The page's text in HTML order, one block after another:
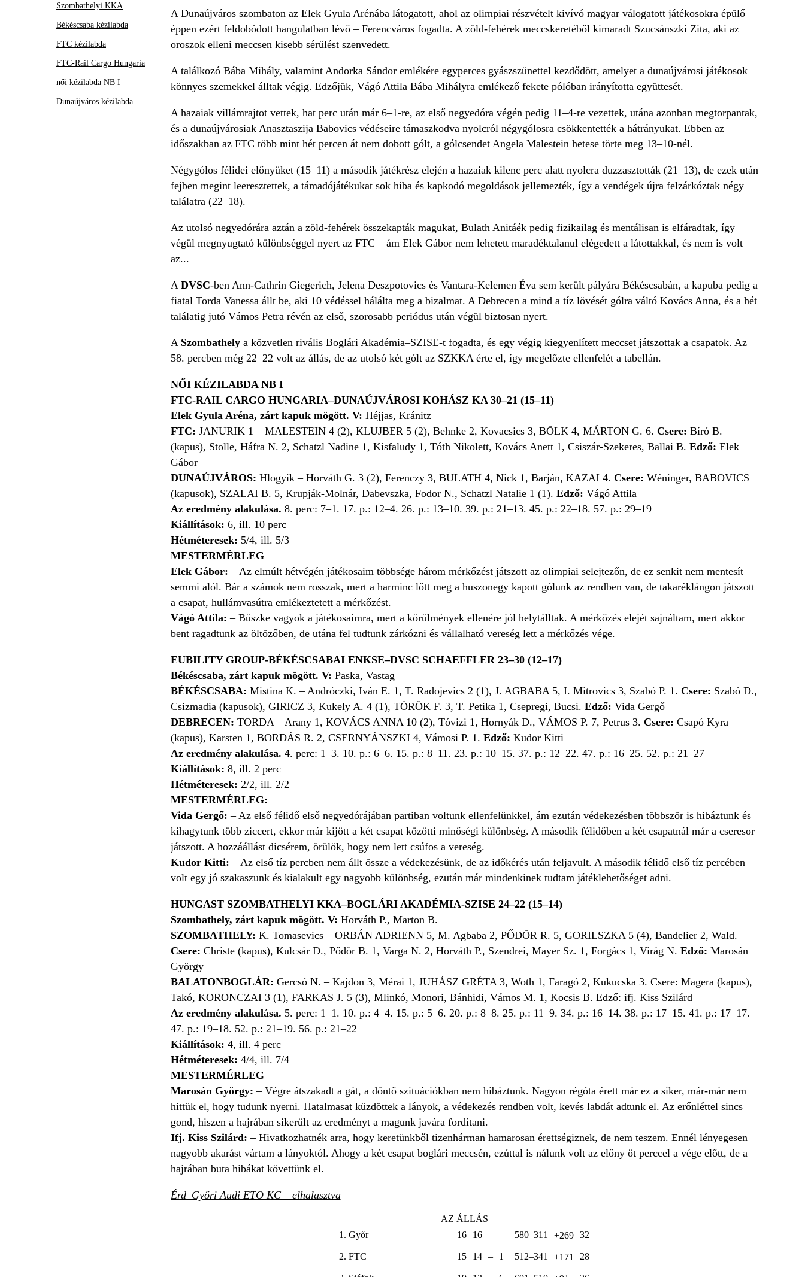
Szombathelyi KKA
Békéscsaba kézilabda
FTC kézilabda
FTC-Rail Cargo Hungaria
női kézilabda NB I
Dunaújváros kézilabda
A Dunaújváros szombaton az Elek Gyula Arénába látogatott, ahol az olimpiai részvételt kivívó magyar válogatott játékosokra épülő –
éppen ezért feldobódott hangulatban lévő – Ferencváros fogadta. A zöld-fehérek meccskeretéből kimaradt Szucsánszki Zita, aki az
oroszok elleni meccsen kisebb sérülést szenvedett.
A találkozó Bába Mihály, valamint Andorka Sándor emlékéreegyperces gyászszünettel kezdődött, amelyet a dunaújvárosi játékosok
könnyes szemekkel álltak végig. Edzőjük, Vágó Attila Bába Mihályra emlékező fekete pólóban irányította együttesét.
A hazaiak villámrajtot vettek, hat perc után már 6–1-re, az első negyedóra végén pedig 11–4-re vezettek, utána azonban megtorpantak,
és a dunaújvárosiak Anasztaszija Babovics védéseire támaszkodva nyolcról négygólosra csökkentették a hátrányukat. Ebben az
időszakban az FTC több mint hét percen át nem dobott gólt, a gólcsendet Angela Malestein hetese törte meg 13–10-nél.
Négygólos félidei előnyüket (15–11) a második játékrész elején a hazaiak kilenc perc alatt nyolcra duzzasztották (21–13), de ezek után
fejben megint leeresztettek, a támadójátékukat sok hiba és kapkodó megoldások jellemezték, így a vendégek újra felzárkóztak négy
találatra (22–18).
Az utolsó negyedórára aztán a zöld-fehérek összekapták magukat, Bulath Anitáék pedig fizikailag és mentálisan is elfáradtak, így
végül megnyugtató különbséggel nyert az FTC – ám Elek Gábor nem lehetett maradéktalanul elégedett a látottakkal, és nem is volt
az...
A DVSC-ben Ann-Cathrin Giegerich, Jelena Deszpotovics és Vantara-Kelemen Éva sem került pályára Békéscsabán, a kapuba pedig a
fiatal Torda Vanessa állt be, aki 10 védéssel hálálta meg a bizalmat. A Debrecen a mind a tíz lövését gólra váltó Kovács Anna, és a hét
találatig jutó Vámos Petra révén az első, szorosabb periódus után végül biztosan nyert.
A Szombathelya közvetlen rivális Boglári Akadémia–SZISE-t fogadta, és egy végig kiegyenlített meccset játszottak a csapatok. Az
58. percben még 22–22 volt az állás, de az utolsó két gólt az SZKKA érte el, így megelőzte ellenfelét a tabellán.
NŐI KÉZILABDA NB I
FTC-RAIL CARGO HUNGARIA–DUNAÚJVÁROSI KOHÁSZ KA 30–21 (15–11)
Elek Gyula Aréna, zárt kapuk mögött. V: Héjjas, Kránitz
FTC: JANURIK 1 – MALESTEIN 4 (2), KLUJBER 5 (2), Behnke 2, Kovacsics 3, BÖLK 4, MÁRTON G. 6. Csere: Bíró B.
(kapus), Stolle, Háfra N. 2, Schatzl Nadine 1, Kisfaludy 1, Tóth Nikolett, Kovács Anett 1, Csiszár-Szekeres, Ballai B. Edző: Elek
Gábor
DUNAÚJVÁROS: Hlogyik – Horváth G. 3 (2), Ferenczy 3, BULATH 4, Nick 1, Barján, KAZAI 4. Csere: Wéninger, BABOVICS
(kapusok), SZALAI B. 5, Krupják-Molnár, Dabevszka, Fodor N., Schatzl Natalie 1 (1). Edző: Vágó Attila
Az eredmény alakulása. 8. perc: 7–1. 17. p.: 12–4. 26. p.: 13–10. 39. p.: 21–13. 45. p.: 22–18. 57. p.: 29–19
Kiállítások: 6, ill. 10 perc
Hétméteresek: 5/4, ill. 5/3
MESTERMÉRLEG
Elek Gábor: – Az elmúlt hétvégén játékosaim többsége három mérkőzést játszott az olimpiai selejtezőn, de ez senkit nem mentesít
semmi alól. Bár a számok nem rosszak, mert a harminc lőtt meg a huszonegy kapott gólunk az rendben van, de takaréklángon játszott
a csapat, hullámvasútra emlékeztetett a mérkőzést.
Vágó Attila: – Büszke vagyok a játékosaimra, mert a körülmények ellenére jól helytálltak. A mérkőzés elejét sajnáltam, mert akkor
bent ragadtunk az öltözőben, de utána fel tudtunk zárkózni és vállalható vereség lett a mérkőzés vége.
EUBILITY GROUP-BÉKÉSCSABAI ENKSE–DVSC SCHAEFFLER 23–30 (12–17)
Békéscsaba, zárt kapuk mögött. V: Paska, Vastag
BÉKÉSCSABA: Mistina K. – Andróczki, Iván E. 1, T. Radojevics 2 (1), J. AGBABA 5, I. Mitrovics 3, Szabó P. 1. Csere: Szabó D.,
Csizmadia (kapusok), GIRICZ 3, Kukely A. 4 (1), TÖRÖK F. 3, T. Petika 1, Csepregi, Bucsi. Edző: Vida Gergő
DEBRECEN: TORDA – Arany 1, KOVÁCS ANNA 10 (2), Tóvizi 1, Hornyák D., VÁMOS P. 7, Petrus 3. Csere: Csapó Kyra
(kapus), Karsten 1, BORDÁS R. 2, CSERNYÁNSZKI 4, Vámosi P. 1. Edző: Kudor Kitti
Az eredmény alakulása. 4. perc: 1–3. 10. p.: 6–6. 15. p.: 8–11. 23. p.: 10–15. 37. p.: 12–22. 47. p.: 16–25. 52. p.: 21–27
Kiállítások: 8, ill. 2 perc
Hétméteresek: 2/2, ill. 2/2
MESTERMÉRLEG:
Vida Gergő: – Az első félidő első negyedórájában partiban voltunk ellenfelünkkel, ám ezután védekezésben többször is hibáztunk és
kihagytunk több ziccert, ekkor már kijött a két csapat közötti minőségi különbség. A második félidőben a két csapatnál már a cseresor
játszott. A hozzáállást dicsérem, örülök, hogy nem lett csúfos a vereség.
Kudor Kitti: – Az első tíz percben nem állt össze a védekezésünk, de az időkérés után feljavult. A második félidő első tíz percében
volt egy jó szakaszunk és kialakult egy nagyobb különbség, ezután már mindenkinek tudtam játéklehetőséget adni.
HUNGAST SZOMBATHELYI KKA–BOGLÁRI AKADÉMIA-SZISE 24–22 (15–14)
Szombathely, zárt kapuk mögött. V: Horváth P., Marton B.
SZOMBATHELY: K. Tomasevics – ORBÁN ADRIENN 5, M. Agbaba 2, PŐDÖR R. 5, GORILSZKA 5 (4), Bandelier 2, Wald.
Csere: Christe (kapus), Kulcsár D., Pődör B. 1, Varga N. 2, Horváth P., Szendrei, Mayer Sz. 1, Forgács 1, Virág N. Edző: Marosán
György
BALATONBOGLÁR: Gercsó N. – Kajdon 3, Mérai 1, JUHÁSZ GRÉTA 3, Woth 1, Faragó 2, Kukucska 3. Csere: Magera (kapus),
Takó, KORONCZAI 3 (1), FARKAS J. 5 (3), Mlinkó, Monori, Bánhidi, Vámos M. 1, Kocsis B. Edző: ifj. Kiss Szilárd
Az eredmény alakulása. 5. perc: 1–1. 10. p.: 4–4. 15. p.: 5–6. 20. p.: 8–8. 25. p.: 11–9. 34. p.: 16–14. 38. p.: 17–15. 41. p.: 17–17.
47. p.: 19–18. 52. p.: 21–19. 56. p.: 21–22
Kiállítások: 4, ill. 4 perc
Hétméteresek: 4/4, ill. 7/4
MESTERMÉRLEG
Marosán György: – Végre átszakadt a gát, a döntő szituációkban nem hibáztunk. Nagyon régóta érett már ez a siker, már-már nem
hittük el, hogy tudunk nyerni. Hatalmasat küzdöttek a lányok, a védekezés rendben volt, kevés labdát adtunk el. Az erőnléttel sincs
gond, hiszen a hajrában sikerült az eredményt a magunk javára fordítani.
Ifj. Kiss Szilárd: – Hivatkozhatnék arra, hogy keretünkből tizenhárman hamarosan érettségiznek, de nem teszem. Ennél lényegesen
nagyobb akarást vártam a lányoktól. Ahogy a két csapat boglári meccsén, ezúttal is nálunk volt az előny öt perccel a vége előtt, de a
hajrában buta hibákat követtünk el.
Érd–Győri Audi ETO KC – elhalasztva
AZ ÁLLÁS
1. Győr
16 16 – – 580–311 +269 32
2. FTC 15 14 – 1 512–341 +171 28